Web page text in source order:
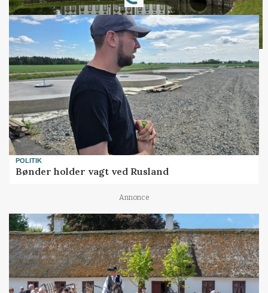
POLITIK
Bønder holder vagt ved Rusland
Annonce